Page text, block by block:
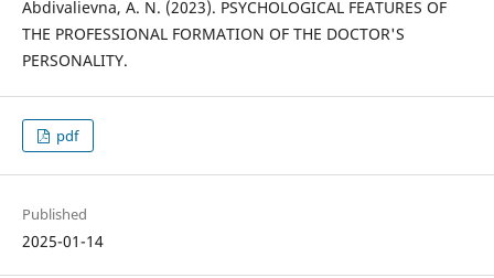
Abdivalievna, A. N. (2023). PSYCHOLOGICAL FEATURES OF
THE PROFESSIONAL FORMATION OF THE DOCTOR'S
PERSONALITY.
pdf
Published
2025-01-14